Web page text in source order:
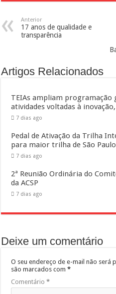
Anterior
17 anos de qualidade e
transparência
Artigos Relacionados
TEIAs ampliam
atividades voltadas à
7 dias ago
Pedal de Ativação da Trilha
para maior trilha de São Paulo
7 dias ago
2ª Reunião Ordinária do
da ACSP
7 dias ago
Deixe um comentário
O seu endereço de e-mail não será
são marcados com*
Comentário*